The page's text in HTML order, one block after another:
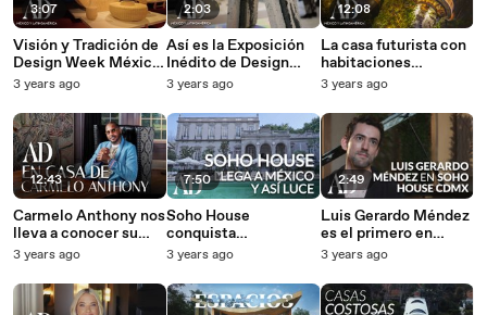
3:07
Visión y Tradición de
Design Week México,
el punto de
culturas
3 years ago
12:43
Carmelo Anthony nos
lleva a conocer su
mansión en Nueva
ser una galería de
arte)
3 years ago
2:03
Así es la Exposición
Inédito de Design
Week México 2023
3 years ago
7:50
Soho House
conquista
Latinoamérica con su
de México
3 years ago
12:08
La casa futurista con
habitaciones
modulares en Malibú
3 years ago
2:49
Luis Gerardo Méndez
es el primero en
conocer Soho House
3 years ago